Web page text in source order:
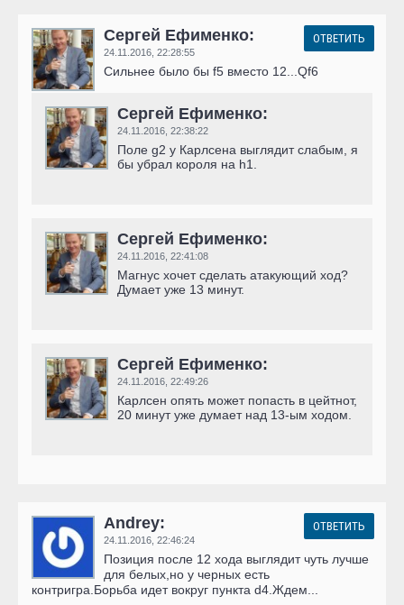
Сергей Ефименко:
24.11.2016, 22:28:55
ОТВЕТИТЬ
Сильнее было бы f5 вместо 12...Qf6
Сергей Ефименко:
24.11.2016, 22:38:22
Поле g2 у Карлсена выглядит слабым, я
бы убрал короля на h1.
Сергей Ефименко:
24.11.2016, 22:41:08
Магнус хочет сделать атакующий ход?
Думает уже 13 минут.
Сергей Ефименко:
24.11.2016, 22:49:26
Карлсен опять может попасть в цейтнот,
20 минут уже думает над 13-ым ходом.
Andrey:
24.11.2016, 22:46:24
ОТВЕТИТЬ
Позиция после 12 хода выглядит чуть лучше
для белых,но у черных есть
контригра.Борьба идет вокруг пункта d4.Ждем...